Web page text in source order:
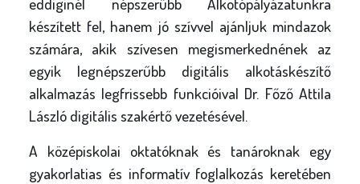
készített fel, hanem jó szívvel ajánljuk mindazok
számára, akik szívesen megismerkednének az
egyik legnépszerűbb digitális alkotáskészítő
alkalmazás legfrissebb funkcióival Dr. Főző Attila
László digitális szakértő vezetésével.
A középiskolai oktatóknak és tanároknak egy
gyakorlatias és informatív foglalkozás keretében